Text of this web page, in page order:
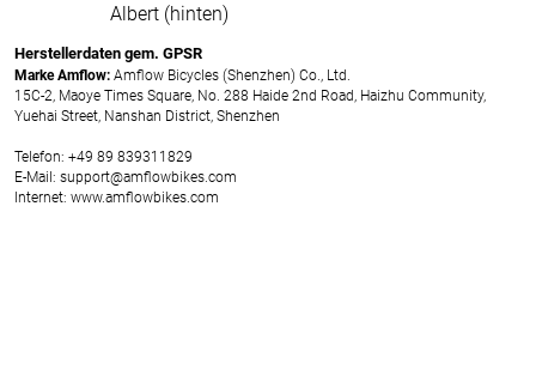
Albert (hinten)
Herstellerdaten gem. GPSR
Marke Amflow: Amflow Bicycles (Shenzhen) Co., Ltd.
15C-2, Maoye Times Square, No. 288 Haide 2nd Road, Haizhu Community,
Yuehai Street, Nanshan District, Shenzhen
Telefon: +49 89 839311829
E-Mail: support@amflowbikes.com
Internet: www.amflowbikes.com